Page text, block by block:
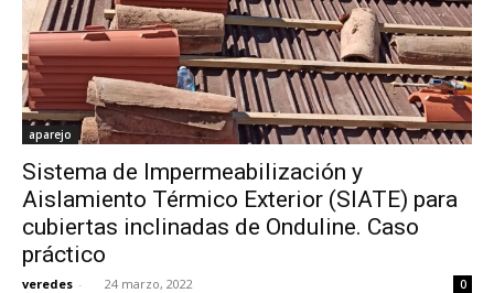
aparejo
Sistema de Impermeabilización y
Aislamiento Térmico Exterior (SIATE) para
cubiertas inclinadas de Onduline. Caso
práctico
veredes - 24 marzo, 2022 0